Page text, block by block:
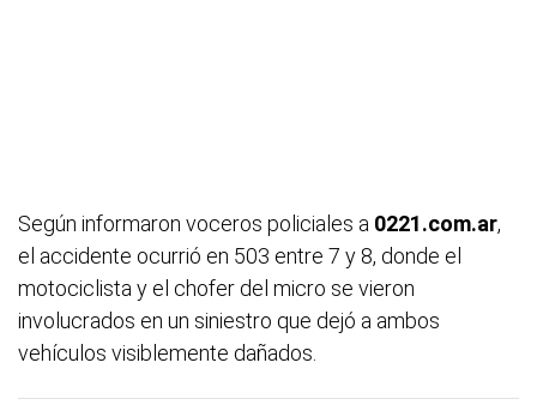
Según informaron voceros policiales a 0221.com.ar,
el accidente ocurrió en 503 entre 7 y 8, donde el
motociclista y el chofer del micro se vieron
involucrados en un siniestro que dejó a ambos
vehículos visiblemente dañados.